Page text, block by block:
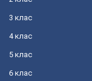
3 клас
4 клас
5 клас
6 клас